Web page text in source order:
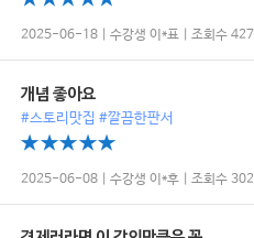
2025-06-18 | 수강생 이*표 | 조회수 427
개념 좋아요
#스토리맛집 #깔끔한판서
2025-06-08 | 수강생 이*후 | 조회수 302